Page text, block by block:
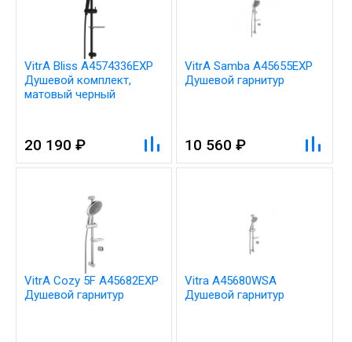
VitrA Bliss A4574336EXP
Душевой комплект,
матовый черный
20 190 ₽
VitrA Samba A45655EXP
Душевой гарнитур
10 560 ₽
VitrA Cozy 5F A45682EXP
Душевой гарнитур
Vitra A45680WSA
Душевой гарнитур